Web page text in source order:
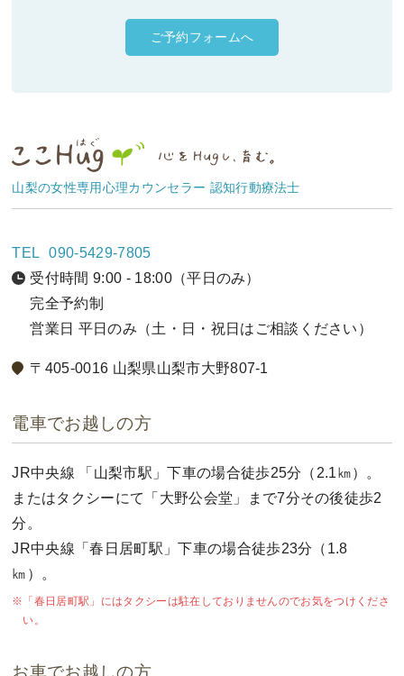
ご予約フォームへ
山梨の女性専用心理カウンセラー 認知行動療法士
TEL
090-5429-7805
受付時間 9:00 - 18:00（平日のみ）
完全予約制
営業日 平日のみ（土・日・祝日はご相談ください）
〒405-0016 山梨県山梨市大野807-1
電車でお越しの方
JR中央線 「山梨市駅」下車の場合徒歩25分（2.1㎞）。
またはタクシーにて「大野公会堂」まで7分その後徒歩2
分。
JR中央線「春日居町駅」下車の場合徒歩23分（1.8
㎞）。
「春日居町駅」にはタクシーは駐在しておりませんのでお気をつけくださ
い。
お車でお越しの方